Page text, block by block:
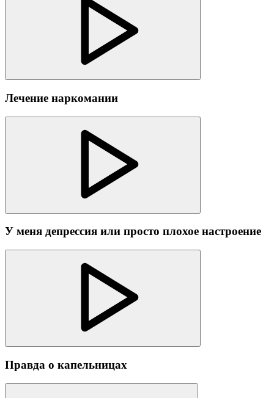
Лечение наркомании
У меня депрессия или просто плохое настроение
Правда о капельницах